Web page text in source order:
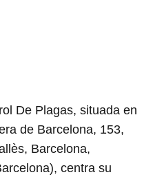
De Plagas, situada en
de Barcelona, 153,
Barcelona,
centra su